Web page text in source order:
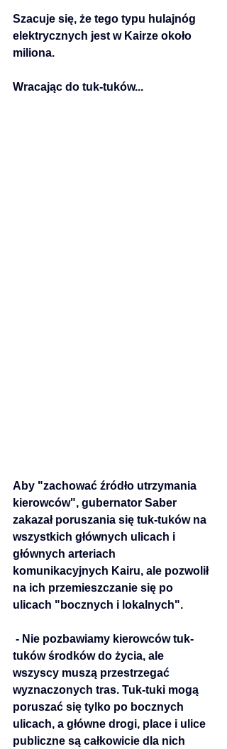
Szacuje się, że tego typu hulajnóg
elektrycznych jest w Kairze około
miliona.
Wracając do tuk-tuków...
Aby "zachować źródło utrzymania
kierowców", gubernator Saber
zakazał poruszania się tuk-tuków na
wszystkich głównych ulicach i
głównych arteriach
komunikacyjnych Kairu, ale pozwolił
na ich przemieszczanie się po
ulicach "bocznych i lokalnych".
- Nie pozbawiamy kierowców tuk-
tuków środków do życia, ale
wszyscy muszą przestrzegać
wyznaczonych tras. Tuk-tuki mogą
poruszać się tylko po bocznych
ulicach, a główne drogi, place i ulice
publiczne są całkowicie dla nich